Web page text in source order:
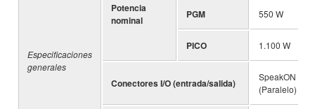
Especificaciones
generales
Potencia
nominal
PGM 550 W
PICO 1.100 W
Conectores I/O (entrada/salida)
SpeakON
(Paralelo)